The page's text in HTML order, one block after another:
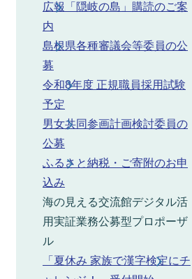
広報「隠岐の島」購読のご案
内
島根県各種審議会等委員の公
募
令和8年度 正規職員採用試験
予定
男女共同参画計画検討委員の
公募
ふるさと納税・ご寄附のお申
込み
海の見える交流館デジタル活
用実証業務公募型プロポーザ
ル
「夏休み 家族で漢字検定にチ